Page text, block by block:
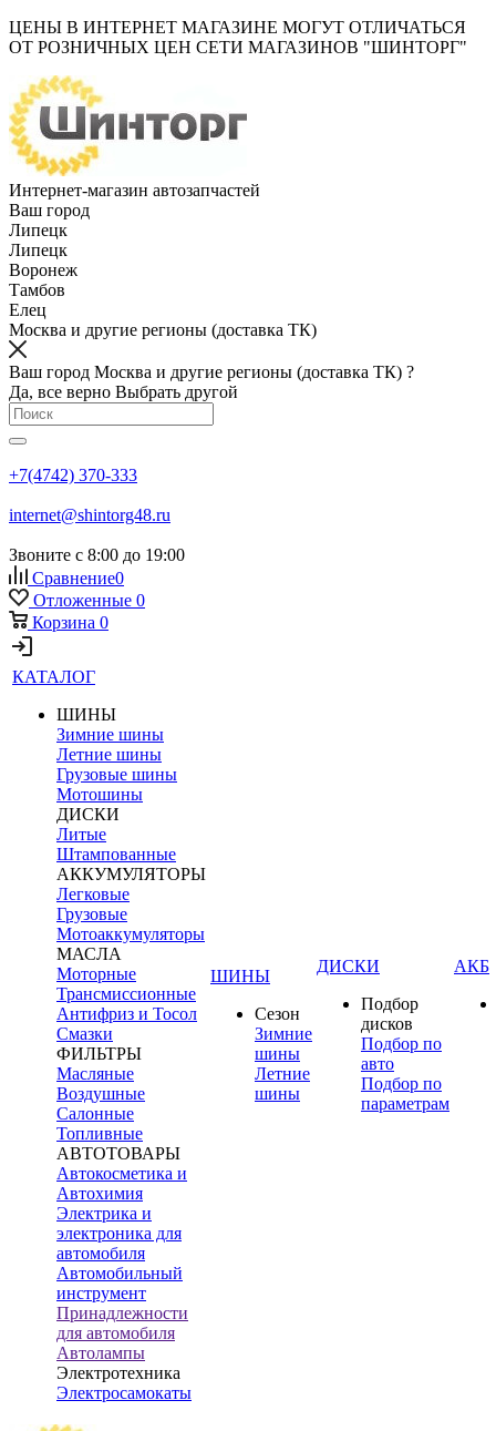
ЦЕНЫ В ИНТЕРНЕТ МАГАЗИНЕ МОГУТ ОТЛИЧАТЬСЯ
ОТ РОЗНИЧНЫХ ЦЕН СЕТИ МАГАЗИНОВ "ШИНТОРГ"
Интернет-магазин автозапчастей
Ваш город
Липецк
Липецк
Воронеж
Тамбов
Елец
Москва и другие регионы (доставка ТК)
Ваш город Москва и другие регионы (доставка ТК) ?
Да, все верно Выбрать другой
+7(4742) 370-333
internet@shintorg48.ru
Звоните с 8:00 до 19:00
Сравнение0
Отложенные 0
Корзина 0
КАТАЛОГ
ШИНЫ
Зимние шины
Летние шины
Грузовые шины
Мотошины
ДИСКИ
Литые
Штампованные
АККУМУЛЯТОРЫ
Легковые
Грузовые
Мотоаккумуляторы
МАСЛА
Моторные
Трансмиссионные
Антифриз и Тосол
Смазки
ФИЛЬТРЫ
Масляные
Воздушные
Салонные
Топливные
АВТОТОВАРЫ
Автокосметика и
Автохимия
Электрика и
электроника для
автомобиля
Автомобильный
инструмент
Принадлежности
для автомобиля
Автолампы
Электротехника
Электросамокаты
ШИНЫ
Сезон
Зимние
шины
Летние
шины
ДИСКИ
Подбор
дисков
Подбор по
авто
Подбор по
параметрам
АКБ